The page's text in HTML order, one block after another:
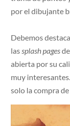
por el dibujante
Debemos
las splash pages
abierta por su
muy
solo la compra